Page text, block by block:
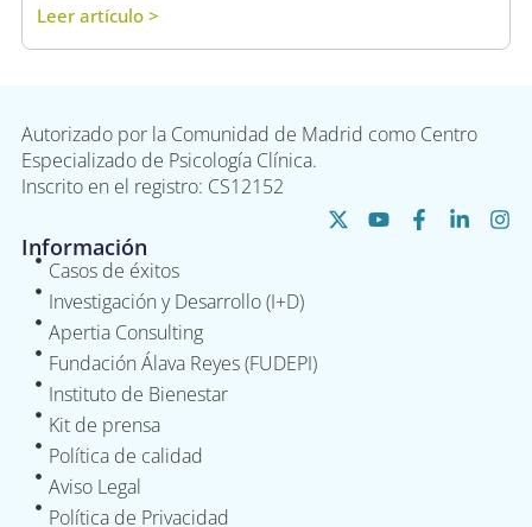
Leer artículo >
Autorizado por la Comunidad de Madrid como Centro
Especializado de Psicología Clínica.
Inscrito en el registro: CS12152
Información
Casos de éxitos
Investigación y Desarrollo (I+D)
Apertia Consulting
Fundación Álava Reyes (FUDEPI)
Instituto de Bienestar
Kit de prensa
Política de calidad
Aviso Legal
Política de Privacidad